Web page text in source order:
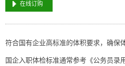
在线订购
符合国有企业高标准的体积要求，确保
国企入职体检标准通常参考《公务员录